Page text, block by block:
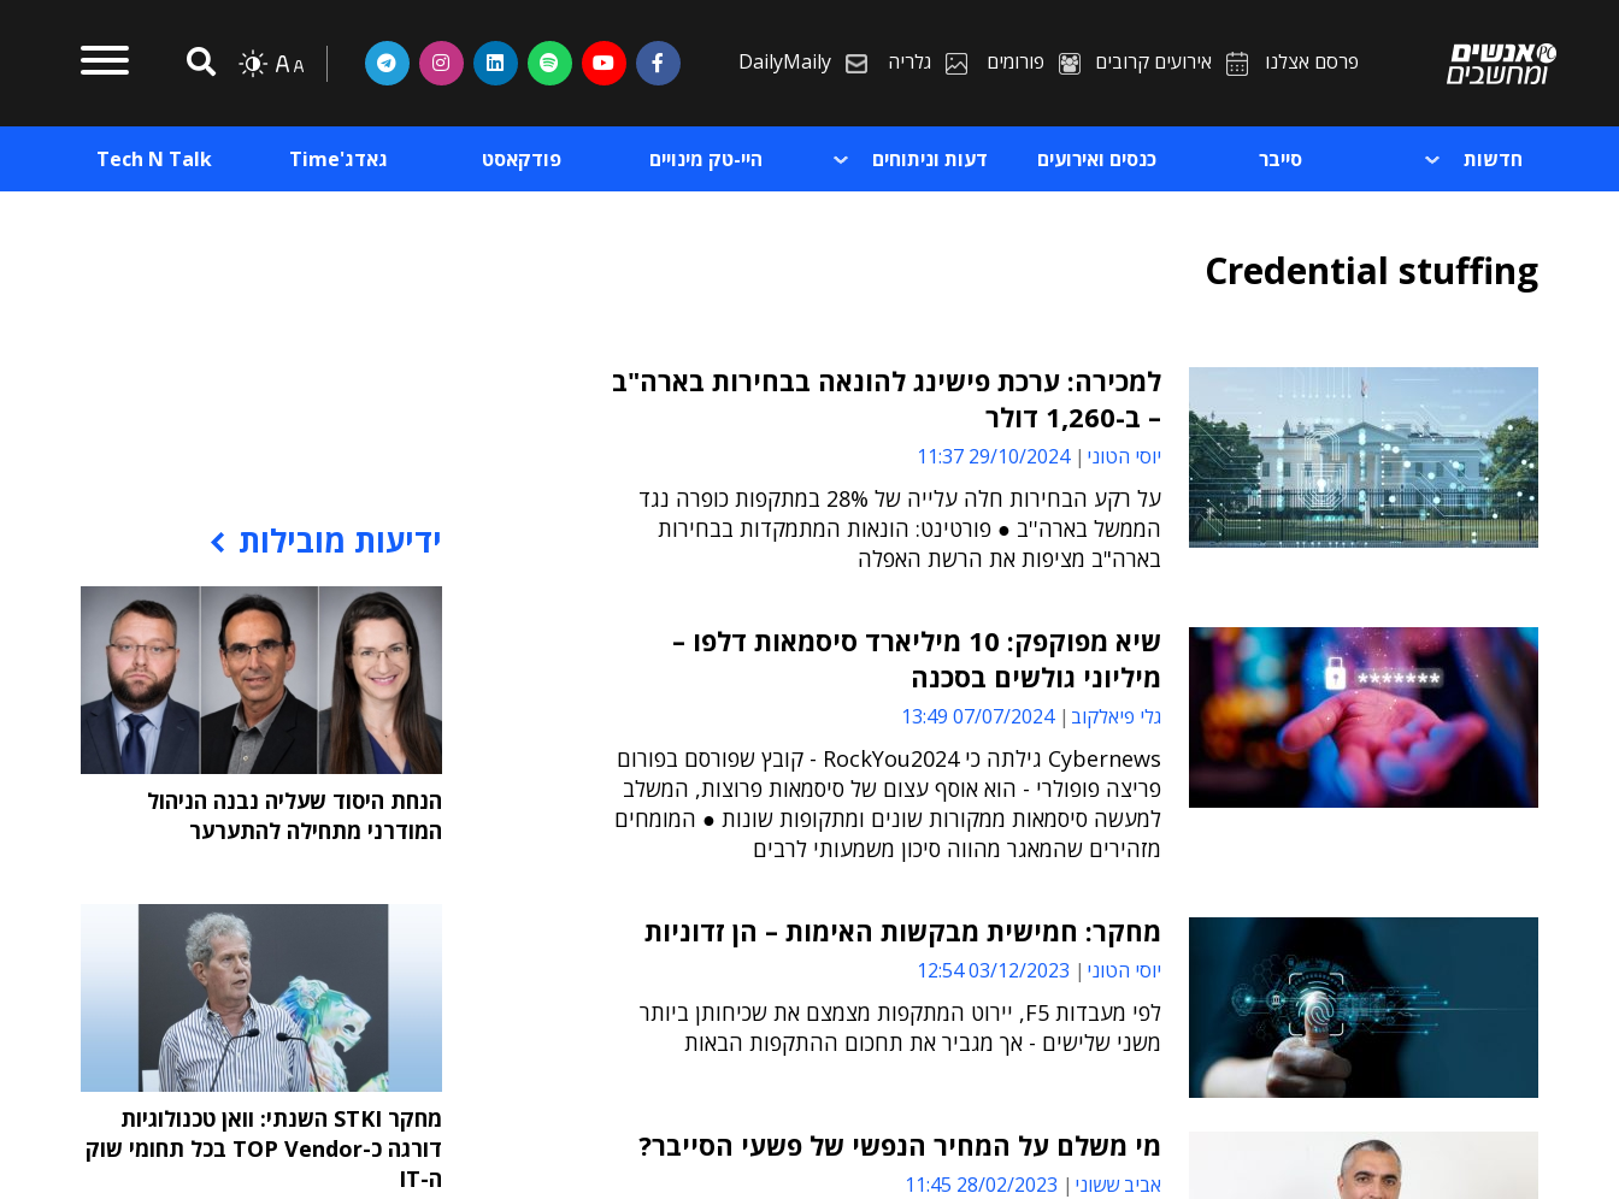
פרסם אצלנו אירועים קרובים פורומים גלריה DailyMaily
חדשות סייבר כנסים ואירועים דעות וניתוחים היי-טק מינויים פודקאסט גאדג'Time Tech N Talk
Credential stuffing
למכירה: ערכת פישינג להונאה בבחירות בארה"ב
– ב-1,260 דולר
יוסי הטוני 29/10/2024 11:37
על רקע הבחירות חלה עלייה של 28% במתקפות כופרה נגד
הממשל בארה''ב ● פורטינט: הונאות המתמקדות בבחירות
בארה"ב מציפות את הרשת האפלה
שיא מפוקפק: 10 מיליארד סיסמאות דלפו –
מיליוני גולשים בסכנה
גלי פיאלקוב 07/07/2024 13:49
Cybernews גילתה כי RockYou2024 - קובץ שפורסם בפורום
פריצה פופולרי - הוא אוסף עצום של סיסמאות פרוצות, המשלב
למעשה סיסמאות ממקורות שונים ומתקופות שונות ● המומחים
מזהירים שהמאגר מהווה סיכון משמעותי לרבים
מחקר: חמישית מבקשות האימות – הן זדוניות
יוסי הטוני 03/12/2023 12:54
לפי מעבדות F5, יירוט המתקפות מצמצם את שכיחותן ביותר
משני שלישים - אך מגביר את תחכום ההתקפות הבאות
מי משלם על המחיר הנפשי של פשעי הסייבר?
אביב ששוני 28/02/2023 11:45
ידיעות מובילות
הנחת היסוד שעליה נבנה הניהול
המודרני מתחילה להתערער
מחקר STKI השנתי: וואן טכנולוגיות
דורגה כ-TOP Vendor בכל תחומי שוק
ה-IT